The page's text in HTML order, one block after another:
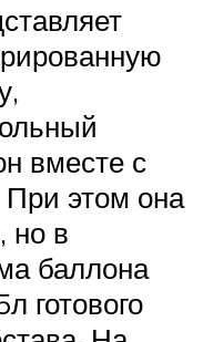
вместе с
этом она
но в
баллона
готового